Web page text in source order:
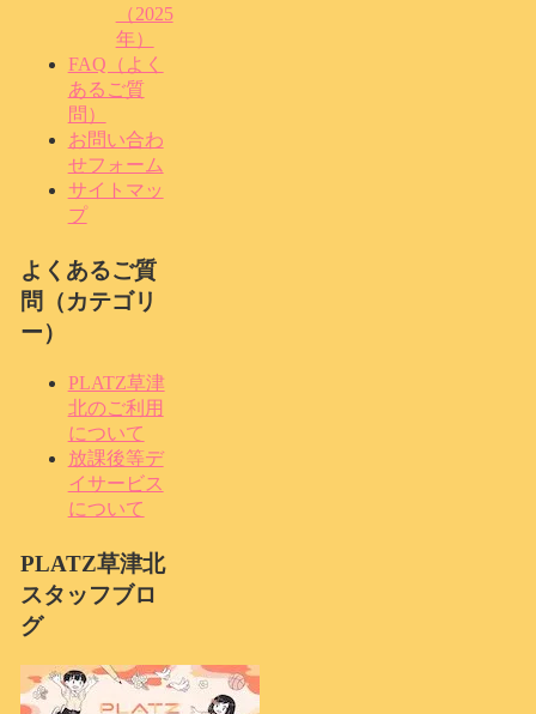
（2025
年）
FAQ（よく
あるご質
問）
お問い合わ
せフォーム
サイトマッ
プ
よくあるご質
問（カテゴリ
ー）
PLATZ草津
北のご利用
について
放課後等デ
イサービス
について
PLATZ草津北
スタッフブロ
グ